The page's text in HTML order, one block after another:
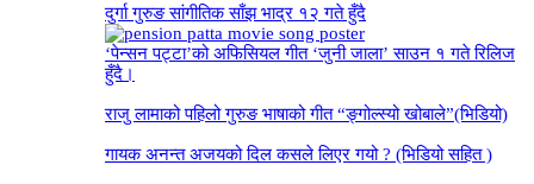
दुर्गा गुरुङ सांगीतिक साँझ भाद्र १२ गते हुँदै
‘पेन्सन पट्टा’को अफिसियल गीत ‘जुनी जाला’ साउन १ गते रिलिज
हुँदै।
राजु लामाको पहिलो गुरुङ भाषाको गीत “ङ्गोल्स्यो खोबाले”(भिडियो)
गायक अनन्त अजयको दिल कसले लिएर गयो ? (भिडियो सहित )